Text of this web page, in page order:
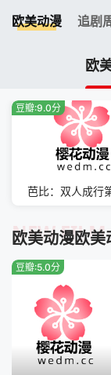
欧美动漫 追剧
欧
豆瓣:9.0分
芭比：双人成行
欧美动漫欧
NEW
豆瓣:5.0分